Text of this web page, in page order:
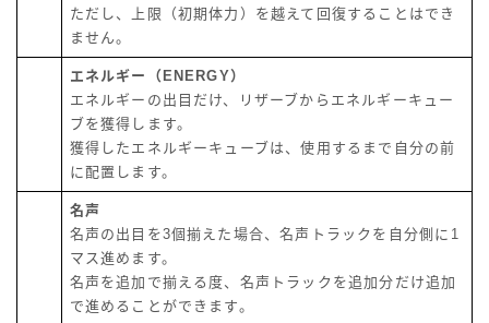
ただし、上限（初期体力）を越えて回復することはでき
ません。
エネルギー（ENERGY）
エネルギーの出目だけ、リザーブからエネルギーキュー
ブを獲得します。
獲得したエネルギーキューブは、使用するまで自分の前
に配置します。
名声
名声の出目を3個揃えた場合、名声トラックを自分側に1
マス進めます。
名声を追加で揃える度、名声トラックを追加分だけ追加
で進めることができます。